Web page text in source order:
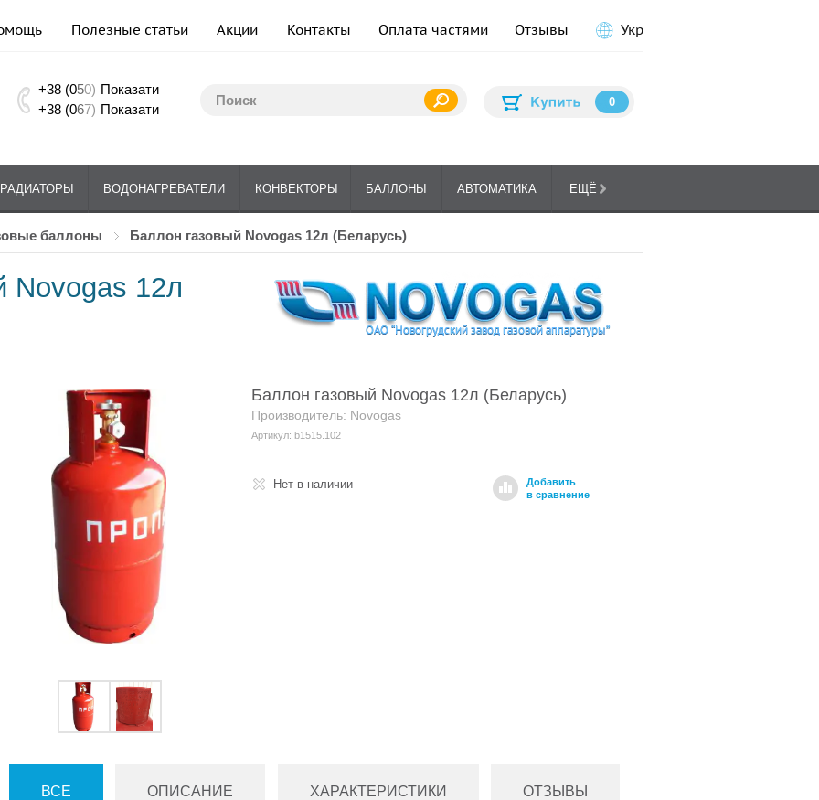
Полезные статьи Акции Контакты Оплата частями Отзывы Укр
+38 (050) Показати
+38 (067) Показати 0
РАДИАТОРЫ ВОДОНАГРЕВАТЕЛИ КОНВЕКТОРЫ БАЛЛОНЫ АВТОМАТИКА ЕЩЁ
баллоны Баллон газовый Novogas 12л (Беларусь)
Novogas 12л
Баллон газовый Novogas 12л (Беларусь)
Производитель: Novogas
Артикул: b1515.102
Нет в наличии
Добавить
в сравнение
ВСЕ ОПИСАНИЕ ХАРАКТЕРИСТИКИ ОТЗЫВЫ